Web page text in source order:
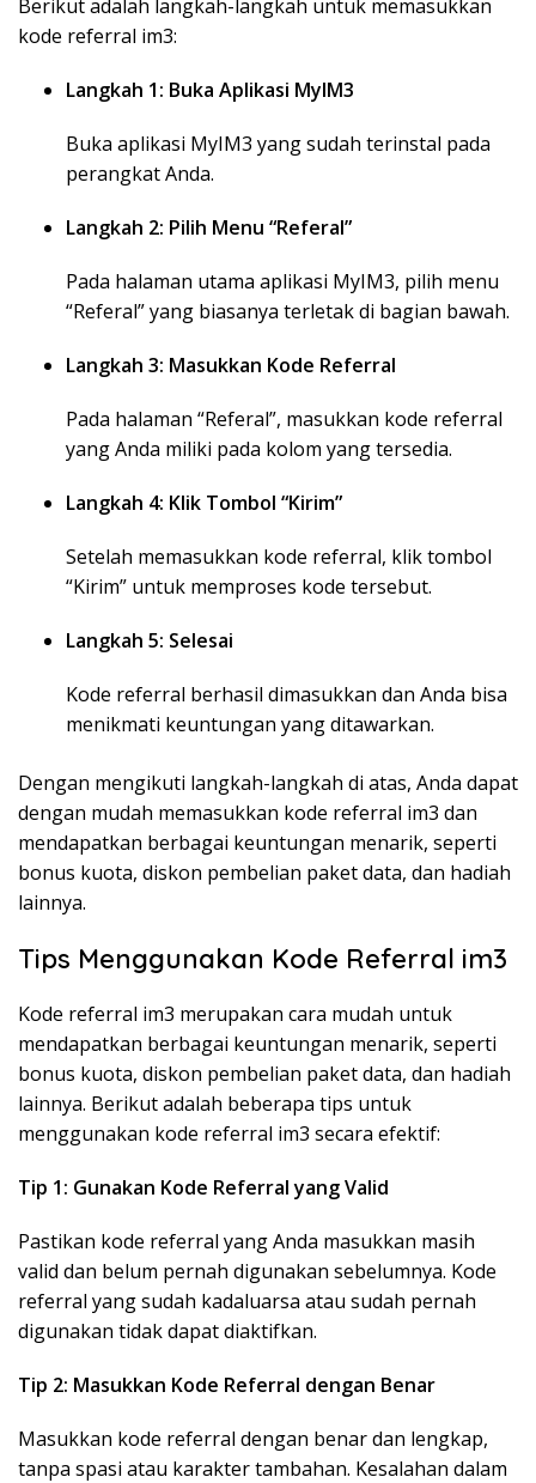
Berikut adalah langkah-langkah untuk memasukkan
kode referral im3:
Langkah 1: Buka Aplikasi MyIM3
Buka aplikasi MyIM3 yang sudah terinstal pada
perangkat Anda.
Langkah 2: Pilih Menu “Referal”
Pada halaman utama aplikasi MyIM3, pilih menu
“Referal” yang biasanya terletak di bagian bawah.
Langkah 3: Masukkan Kode Referral
Pada halaman “Referal”, masukkan kode referral
yang Anda miliki pada kolom yang tersedia.
Langkah 4: Klik Tombol “Kirim”
Setelah memasukkan kode referral, klik tombol
“Kirim” untuk memproses kode tersebut.
Langkah 5: Selesai
Kode referral berhasil dimasukkan dan Anda bisa
menikmati keuntungan yang ditawarkan.
Dengan mengikuti langkah-langkah di atas, Anda dapat
dengan mudah memasukkan kode referral im3 dan
mendapatkan berbagai keuntungan menarik, seperti
bonus kuota, diskon pembelian paket data, dan hadiah
lainnya.
Tips Menggunakan Kode Referral im3
Kode referral im3 merupakan cara mudah untuk
mendapatkan berbagai keuntungan menarik, seperti
bonus kuota, diskon pembelian paket data, dan hadiah
lainnya. Berikut adalah beberapa tips untuk
menggunakan kode referral im3 secara efektif:
Tip 1: Gunakan Kode Referral yang Valid
Pastikan kode referral yang Anda masukkan masih
valid dan belum pernah digunakan sebelumnya. Kode
referral yang sudah kadaluarsa atau sudah pernah
digunakan tidak dapat diaktifkan.
Tip 2: Masukkan Kode Referral dengan Benar
Masukkan kode referral dengan benar dan lengkap,
tanpa spasi atau karakter tambahan. Kesalahan dalam